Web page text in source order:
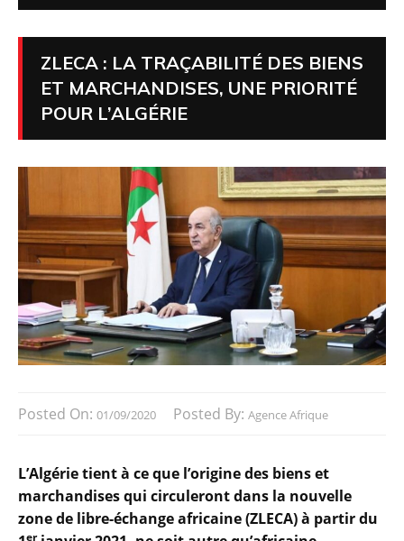
ZLECA : LA TRAÇABILITÉ DES BIENS
ET MARCHANDISES, UNE PRIORITÉ
POUR L’ALGÉRIE
Posted On: 01/09/2020 Posted By: Agence Afrique
L’Algérie tient à ce que l’origine des biens et
marchandises qui circuleront dans la nouvelle
zone de libre-échange africaine (ZLECA) à partir du
er